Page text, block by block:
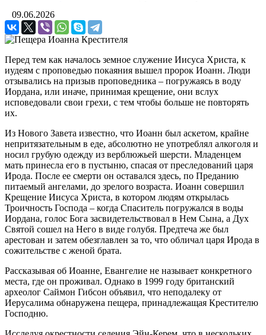
09.06.2026
Перед тем как началось земное служение Иисуса Христа, к
иудеям с проповедью покаяния вышел пророк Иоанн. Люди
отзывались на призыв проповедника – погружаясь в воду
Иордана, или иначе, принимая крещение, они вслух
исповедовали свои грехи, с тем чтобы больше не повторять
их.
Из Нового Завета известно, что Иоанн был аскетом, крайне
непритязательным в еде, абсолютно не употреблял алкоголя и
носил грубую одежду из верблюжьей шерсти. Младенцем
мать принесла его в пустыню, спасая от преследований царя
Ирода. После ее смерти он оставался здесь, по Преданию
питаемый ангелами, до зрелого возраста. Иоанн совершил
Крещение Иисуса Христа, в котором людям открылась
Троичность Господа – когда Спаситель погружался в воды
Иордана, голос Бога засвидетельствовал в Нем Сына, а Дух
Святой сошел на Него в виде голубя. Предтеча же был
арестован и затем обезглавлен за то, что обличал царя Ирода в
сожительстве с женой брата.
Рассказывая об Иоанне, Евангелие не называет конкретного
места, где он проживал. Однако в 1999 году британский
археолог Саймон Гибсон объявил, что неподалеку от
Иерусалима обнаружена пещера, принадлежащая Крестителю
Господню.